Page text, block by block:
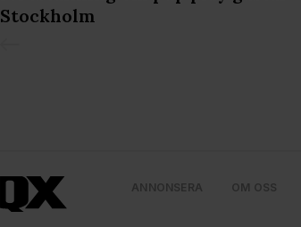
Stockholm
ANNONSERA OM OSS